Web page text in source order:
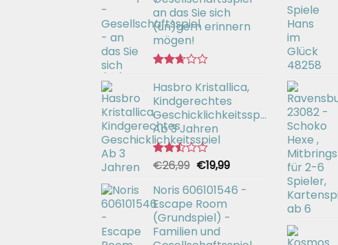
an das Sie sich
(un)gern erinnern
mögen!
mit
2.67
von 5
Hasbro Kristallica,
Kindgerechtes
Geschicklichkeitsspiel
Ab 3 Jahren
Bewertet
2.49
von 5
€26,99 Ursprünglicher
war:
€26,99
€19,99Aktueller
ist:
Noris 606101546 -
Escape Room
(Grundspiel) -
Familien und